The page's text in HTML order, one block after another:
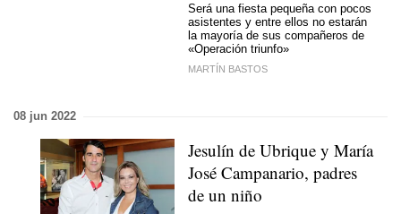
Será una fiesta pequeña con pocos
asistentes y entre ellos no estarán
la mayoría de sus compañeros de
«Operación triunfo»
MARTÍN BASTOS
08 jun 2022
Jesulín de Ubrique y María
José Campanario, padres
de un niño